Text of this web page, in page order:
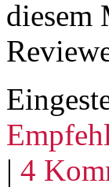
diesem
| 4